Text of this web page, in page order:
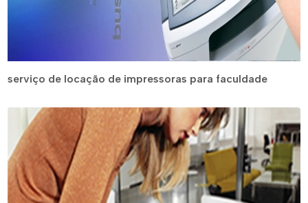
serviço de locação de impressoras para faculdade